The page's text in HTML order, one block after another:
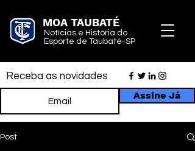
MOA TAUBATÉ
Notícias e História do
Esporte de Taubaté-SP
Receba as novidades
Assine Já
Post